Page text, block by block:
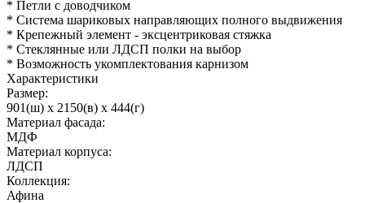
* Петли с доводчиком
* Система шариковых направляющих полного выдвижения
* Крепежный элемент - эксцентриковая стяжка
* Стеклянные или ЛДСП полки на выбор
* Возможность укомплектования карнизом
Характеристики
Размер:
901(ш) x 2150(в) x 444(г)
Материал фасада:
МДФ
Материал корпуса:
ЛДСП
Коллекция:
Афина